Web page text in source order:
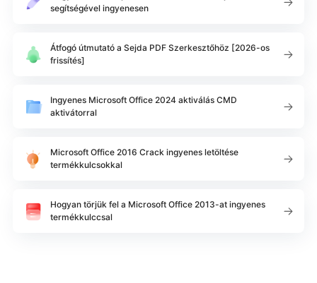
segítségével ingyenesen
Átfogó útmutató a Sejda PDF Szerkesztőhöz [2026-os
frissítés]
Ingyenes Microsoft Office 2024 aktiválás CMD
aktivátorral
Microsoft Office 2016 Crack ingyenes letöltése
termékkulcsokkal
Hogyan törjük fel a Microsoft Office 2013-at ingyenes
termékkulccsal